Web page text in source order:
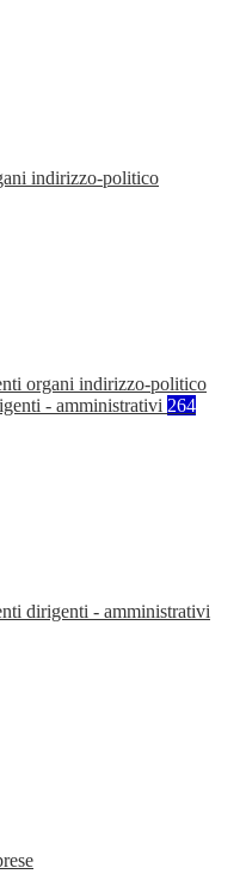
indirizzo-politico
organi indirizzo-politico
- amministrativi 264
dirigenti - amministrativi